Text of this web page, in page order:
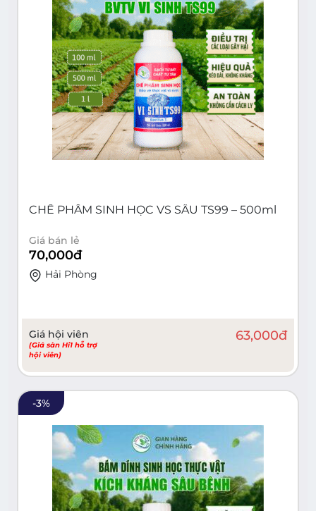
CHẾ PHẨM SINH HỌC VS SÂU TS99 – 500ml
Giá bán lẻ
70,000đ
Hải Phòng
Giá hội viên
(Giá sàn Hi1 hỗ trợ
hội viên)
63,000đ
-3%